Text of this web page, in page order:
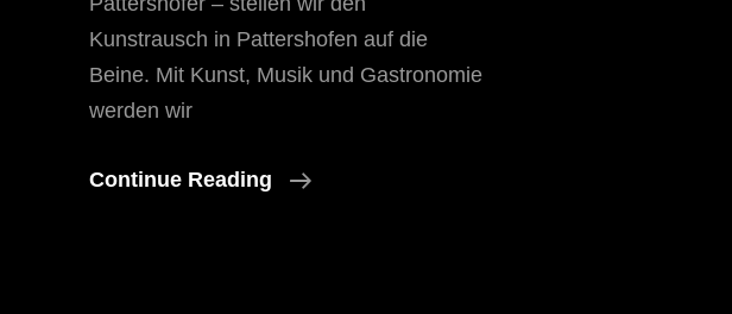
Kunstrausch in Pattershofen auf die
Beine. Mit Kunst, Musik und Gastronomie
werden wir
Continue Reading
Kunstrausch